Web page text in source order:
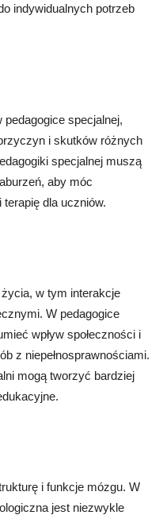
indywidualnych potrzeb
specjalnej,
i skutków różnych
specjalnej muszą
aby móc
dla uczniów.
w tym interakcje
W pedagogice
wpływ społeczności i
z niepełnosprawnościami.
mogą tworzyć bardziej
i funkcje mózgu. W
jest niezwykle